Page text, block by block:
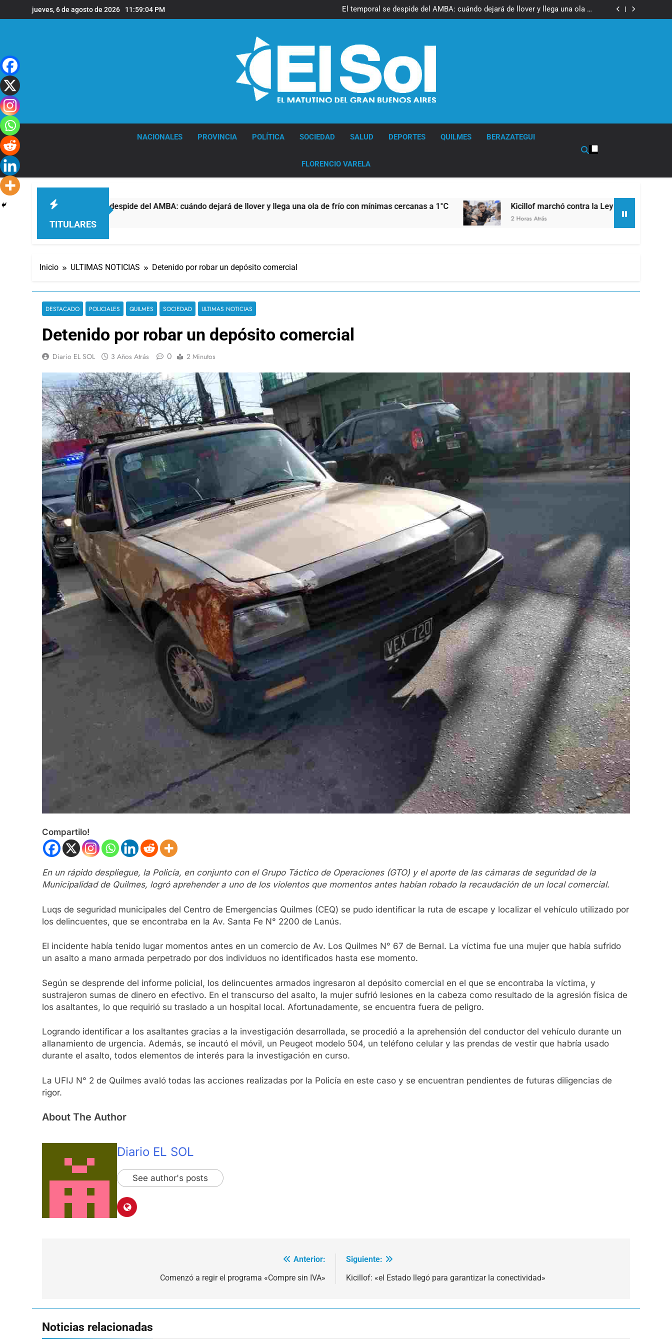
al
jueves, 6 de agosto de 2026 11:59:05 PM
El temporal se despide del AMBA: cuándo dejará de llover y llega una ola de
frío con mínimas cercanas a 1°C
Kicillof marchó contra la Ley de Propiedad Privada de Milei
El temporal se despide del AMBA: cuándo dejará de llover y llega una ola de
Kicillof marchó contra la Ley de Propiedad Privada de Milei
Renunció el subsecretario de Seguridad de Quilmes, Hernán Ocampo, tras la
NACIONALES PROVINCIA POLÍTICA SOCIEDAD SALUD DEPORTES QUILMES BERAZATEGUI
FLORENCIO VARELA
TITULARES
El temporal se despide del AMBA: cuándo dejará de llover y llega una ola de frío con mínimas cercanas a 1°C Kicillof marchó contra la Ley de Propiedad Privada de
2 Horas Atrás
Inicio ULTIMAS NOTICIAS Detenido por robar un depósito comercial
DESTACADO POLICIALES QUILMES SOCIEDAD ULTIMAS NOTICIAS
Detenido por robar un depósito comercial
Diario EL SOL 3 Años Atrás 0 2 Minutos
Compartilo!
En un rápido despliegue, la Policía, en conjunto con el Grupo Táctico de Operaciones (GTO) y el aporte de las cámaras de seguridad de la
Municipalidad de Quilmes, logró aprehender a uno de los violentos que momentos antes habían robado la recaudación de un local comercial.
Luqs de seguridad municipales del Centro de Emergencias Quilmes (CEQ) se pudo identificar la ruta de escape y localizar el vehículo utilizado por
los delincuentes, que se encontraba en la Av. Santa Fe N° 2200 de Lanús.
El incidente había tenido lugar momentos antes en un comercio de Av. Los Quilmes N° 67 de Bernal. La víctima fue una mujer que había sufrido
un asalto a mano armada perpetrado por dos individuos no identificados hasta ese momento.
Según se desprende del informe policial, los delincuentes armados ingresaron al depósito comercial en el que se encontraba la víctima, y
sustrajeron sumas de dinero en efectivo. En el transcurso del asalto, la mujer sufrió lesiones en la cabeza como resultado de la agresión física de
los asaltantes, lo que requirió su traslado a un hospital local. Afortunadamente, se encuentra fuera de peligro.
Logrando identificar a los asaltantes gracias a la investigación desarrollada, se procedió a la aprehensión del conductor del vehículo durante un
allanamiento de urgencia. Además, se incautó el móvil, un Peugeot modelo 504, un teléfono celular y las prendas de vestir que habría usado
durante el asalto, todos elementos de interés para la investigación en curso.
La UFIJ N° 2 de Quilmes avaló todas las acciones realizadas por la Policía en este caso y se encuentran pendientes de futuras diligencias de
rigor.
About The Author
Diario EL SOL
See author's posts
Anterior:
Comenzó a regir el programa «Compre sin IVA»
Siguiente:
Kicillof: «el Estado llegó para garantizar la conectividad»
Noticias relacionadas